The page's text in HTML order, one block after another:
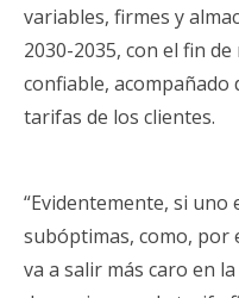
variables, firmes y
2030-2035, con el fin
confiable, acompañado
tarifas de los clientes.
“Evidentemente, si
subóptimas, como, por
va a salir más caro en